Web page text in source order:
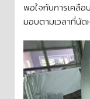
พอใจกับการเคลือ
มอบตามเวลาที่นัด